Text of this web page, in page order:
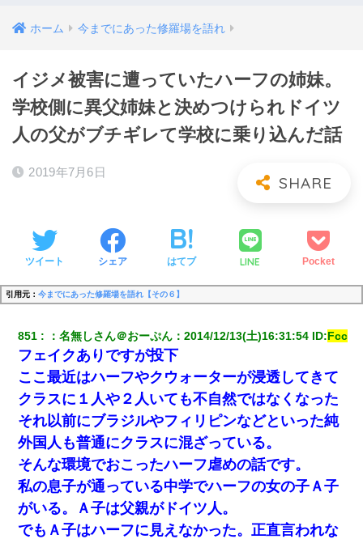
ホーム 今までにあった修羅場を語れ
イジメ被害に遭っていたハーフの姉妹。
学校側に異父姉妹と決めつけられドイツ
人の父がブチギレて学校に乗り込んだ話
2019年7月6日
ツイート シェア はてブ LINE Pocket
引用元： 今までにあった修羅場を語れ【その６】
851 ：名無しさん＠おーぷん ：2014/12/13(土)16:31:54 ID:Fcc
フェイクありですが投下
ここ最近はハーフやクウォーターが浸透してきて
クラスに１人や２人いても不自然ではなくなった
それ以前にブラジルやフィリピンなどといった純
外国人も普通にクラスに混ざっている。
そんな環境でおこったハーフ虐めの話です。
私の息子が通っている中学でハーフの女の子Ａ子
がいる。Ａ子は父親がドイツ人。
でもＡ子はハーフに見えなかった。正直言われな